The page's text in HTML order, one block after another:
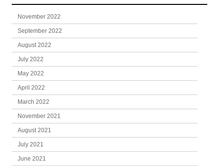
November 2022
September 2022
August 2022
July 2022
May 2022
April 2022
March 2022
November 2021
August 2021
July 2021
June 2021